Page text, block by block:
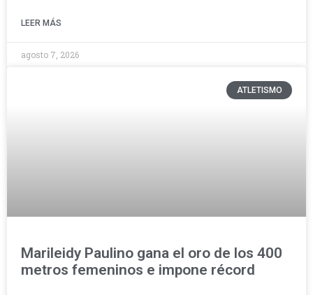
LEER MÁS
agosto 7, 2026
ATLETISMO
Marileidy Paulino gana el oro de los 400
metros femeninos e impone récord